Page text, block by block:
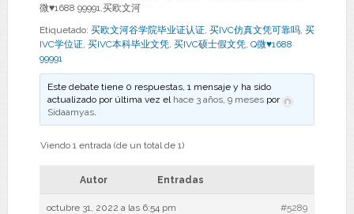
微♥1688 99991,买欧文河
Etiquetado: 买欧文河谷学院毕业证认证, 买IVC仿真文凭可靠吗, 买
IVC学位证, 买IVC本科毕业文凭, 买IVC硕士假文凭, Q微♥1688
99991
Este debate tiene 0 respuestas, 1 mensaje y ha sido
actualizado por última vez el hace 3 años, 9 meses por
Sidaamyas.
Viendo 1 entrada (de un total de 1)
Autor Entradas
octubre 31, 2022 a las 6:54 pm #5289